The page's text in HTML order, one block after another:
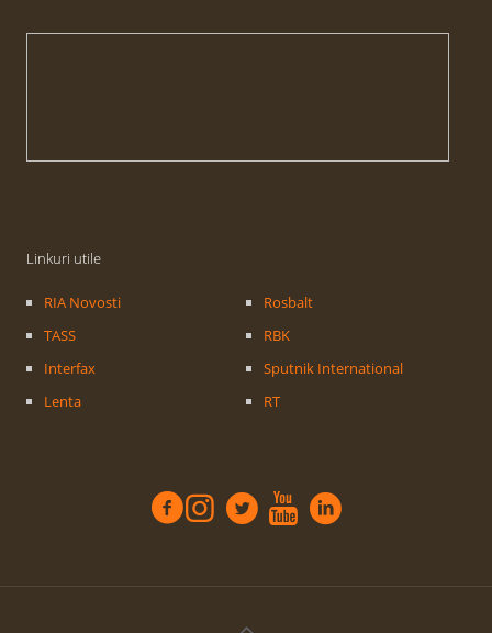
Linkuri utile
RIA Novosti
TASS
Interfax
Lenta
Rosbalt
RBK
Sputnik International
RT